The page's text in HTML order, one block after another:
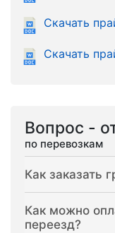
Скачать
Скачать
Вопрос -
по перевозкам
Как заказать
Как можно
переезд?